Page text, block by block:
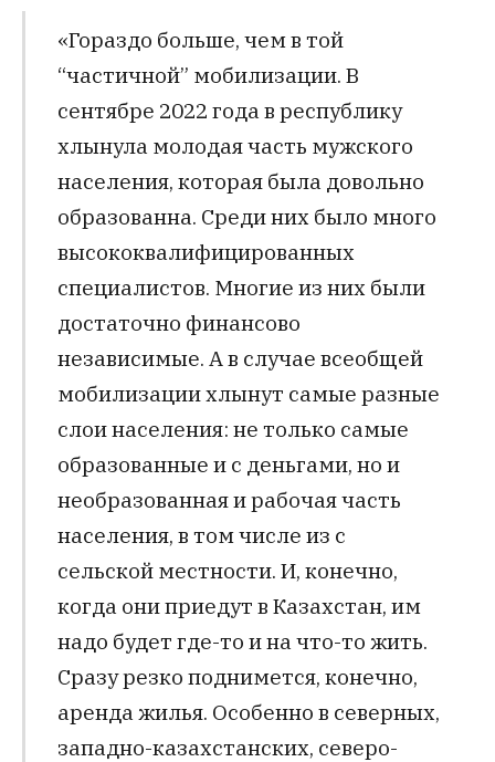
«Гораздо больше, чем в той
“частичной” мобилизации. В
сентябре 2022 года в республику
хлынула молодая часть мужского
населения, которая была довольно
образованна. Среди них было много
высококвалифицированных
специалистов. Многие из них были
достаточно финансово
независимые. А в случае всеобщей
мобилизации хлынут самые разные
слои населения: не только самые
образованные и с деньгами, но и
необразованная и рабочая часть
населения, в том числе из с
сельской местности. И, конечно,
когда они приедут в Казахстан, им
надо будет где-то и на что-то жить.
Сразу резко поднимется, конечно,
аренда жилья. Особенно в северных,
западно-казахстанских, северо-